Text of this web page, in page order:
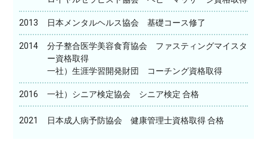
2013 日本メンタルヘルス協会 基礎コース修了
2014
分子整合医学美容食育協会 ファスティングマイスタ
ー資格取得
一社）生涯学習開発財団 コーチング資格取得
2016 一社）シニア検定協会 シニア検定 合格
2021 日本成人病予防協会 健康管理士資格取得 合格